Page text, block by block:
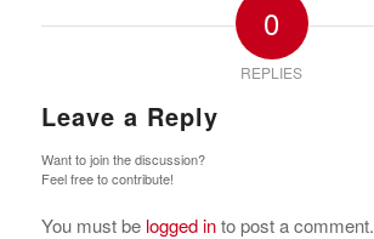
0
REPLIES
Leave a Reply
Want to join the discussion?
Feel free to contribute!
You must be logged into post a comment.